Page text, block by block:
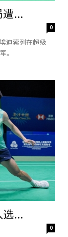
遭...
0
迪索列在超级
。
选...
0